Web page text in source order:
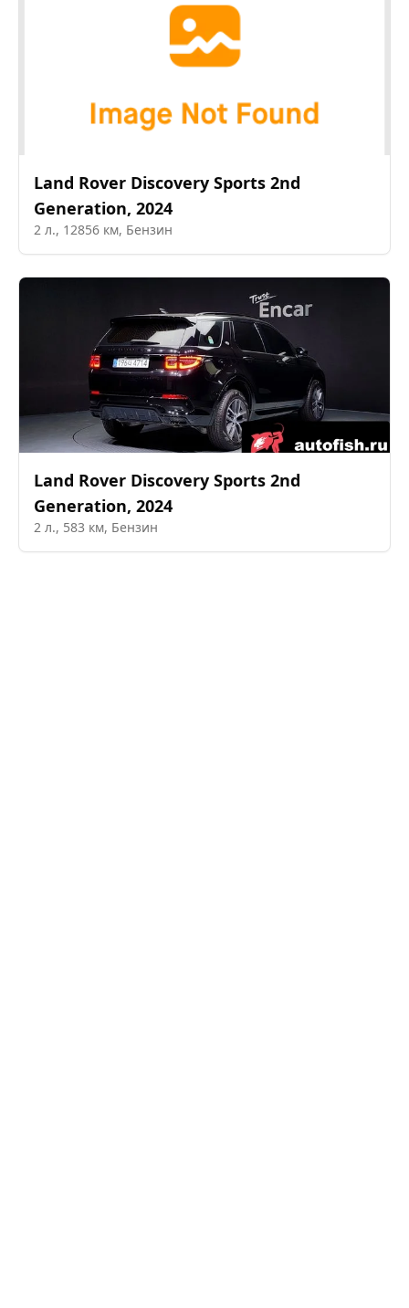
Land Rover Discovery Sports 2nd
Generation, 2024
2 л., 12856 км, Бензин
Land Rover Discovery Sports 2nd
Generation, 2024
2 л., 583 км, Бензин